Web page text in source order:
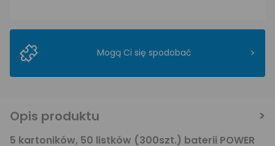
Mogą Ci się spodobać >
Opis produktu
5 kartoników, 50 listków (300szt.) baterii POWER